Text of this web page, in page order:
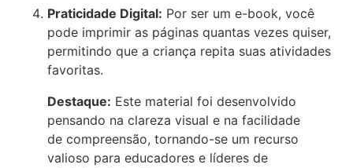
Praticidade Digital: Por ser um e-book, você
pode imprimir as páginas quantas vezes quiser,
permitindo que a criança repita suas atividades
favoritas.
Destaque: Este material foi desenvolvido
pensando na clareza visual e na facilidade
de compreensão, tornando-se um recurso
valioso para educadores e líderes de